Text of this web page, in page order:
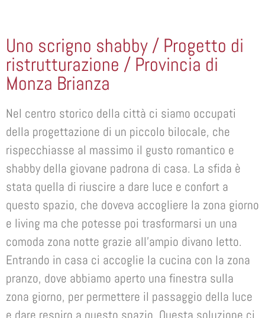
Uno scrigno shabby / Progetto di
ristrutturazione / Provincia di
Monza Brianza
Nel centro storico della città ci siamo occupati
della progettazione di un piccolo bilocale, che
rispecchiasse al massimo il gusto romantico e
shabby della giovane padrona di casa. La sfida è
stata quella di riuscire a dare luce e confort a
questo spazio, che doveva accogliere la zona giorno
e living ma che potesse poi trasformarsi un una
comoda zona notte grazie all’ampio divano letto.
Entrando in casa ci accoglie la cucina con la zona
pranzo, dove abbiamo aperto una finestra sulla
zona giorno, per permettere il passaggio della luce